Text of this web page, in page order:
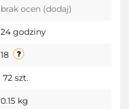
brak ocen (dodaj)
24 godziny
18
72 szt.
0.15 kg